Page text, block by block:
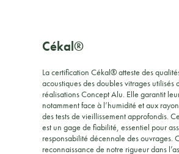
Cékal®
La certification Cékal® atteste des
acoustiques des doubles vitrages utilisés
réalisations Concept Alu. Elle garantit
notamment face à l’humidité et aux
des tests de vieillissement approfondis.
est un gage de fiabilité, essentiel pour
responsabilité décennale des ouvrages.
reconnaissance de notre rigueur dans